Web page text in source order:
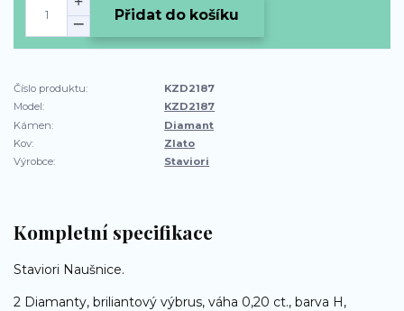
Přidat do košíku
Číslo produktu:
KZD2187
Model:
KZD2187
Kámen:
Diamant
Kov:
Zlato
Výrobce:
Staviori
Kompletní specifikace
Staviori Naušnice.
2 Diamanty, briliantový výbrus, váha 0,20 ct., barva H,